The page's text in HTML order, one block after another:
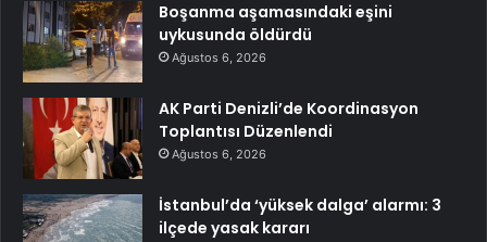
Boşanma aşamasındaki eşini
uykusunda öldürdü
Ağustos 6, 2026
AK Parti Denizli’de Koordinasyon
Toplantısı Düzenlendi
Ağustos 6, 2026
İstanbul’da ‘yüksek dalga’ alarmı: 3
ilçede yasak kararı